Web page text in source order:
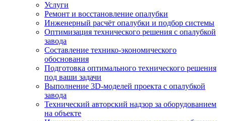
Услуги
Ремонт и восстановление опалубки
Инженерный расчёт опалубки и подбор системы
Оптимизация технического решения с опалубкой
завода
Составление технико-экономического
обоснования
Подготовка оптимального технического решения
под ваши задачи
Выполнение 3D-моделей проекта с опалубкой
завода
Технический авторский надзор за оборудованием
на объекте